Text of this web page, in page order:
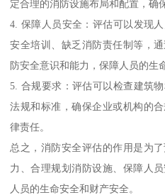
定合理的消防设施布局和配置，确
4. 保障人员安全：评估可以发现
安全培训、缺乏消防责任制等，
防安全意识和能力，保障人员的生
5. 合规要求：评估可以检查建筑
法规和标准，确保企业或机构的
律责任。
总之，消防安全评估的作用是为
力、合理规划消防设施、保障人
人员的生命安全和财产安全。